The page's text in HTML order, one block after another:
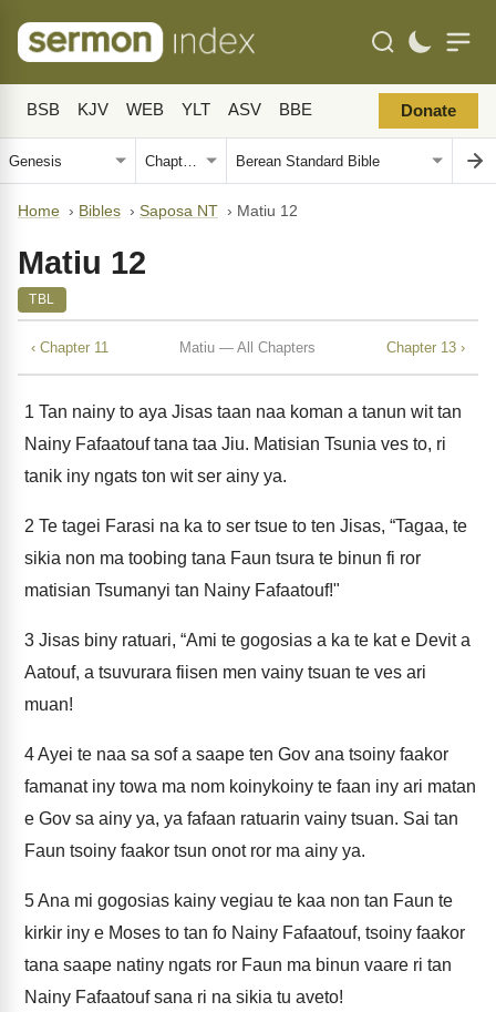
BSB KJV WEB YLT ASV BBE Donate
Home › Bibles › Saposa NT › Matiu 12
Matiu 12
TBL
‹ Chapter 11 Matiu — All Chapters Chapter 13 ›
1 Tan nainy to aya Jisas taan naa koman a tanun wit tan
Nainy Fafaatouf tana taa Jiu. Matisian Tsunia ves to, ri
tanik iny ngats ton wit ser ainy ya.
2 Te tagei Farasi na ka to ser tsue to ten Jisas, “Tagaa, te
sikia non ma toobing tana Faun tsura te binun fi ror
matisian Tsumanyi tan Nainy Fafaatouf!"
3 Jisas biny ratuari, “Ami te gogosias a ka te kat e Devit a
Aatouf, a tsuvurara fiisen men vainy tsuan te ves ari
muan!
4Ayei te naa sa sof a saape ten Gov ana tsoiny faakor
famanat iny towa ma nom koinykoiny te faan iny ari matan
e Gov sa ainy ya, ya fafaan ratuarin vainy tsuan. Sai tan
Faun tsoiny faakor tsun onot ror ma ainy ya.
5Ana mi gogosias kainy vegiau te kaa non tan Faun te
kirkir iny e Moses to tan fo Nainy Fafaatouf, tsoiny faakor
tana saape natiny ngats ror Faun ma binun vaare ri tan
Nainy Fafaatouf sana ri na sikia tu aveto!